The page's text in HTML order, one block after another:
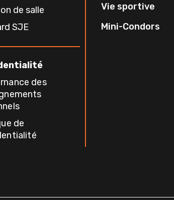
de salle
SJE
des
de
Vie sportive
Mini-Condors